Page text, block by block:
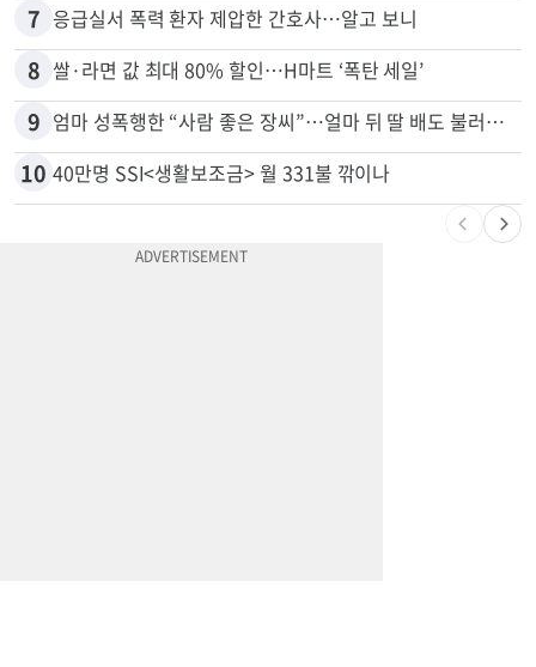
7 응급실서 폭력 환자 제압한 간호사…알고 보니
8 쌀·라면 값 최대 80% 할인…H마트 ‘폭탄 세일’
9 엄마 성폭행한 “사람 좋은 장씨”…얼마 뒤 딸 배도 불러왔다
10 40만명 SSI<생활보조금> 월 331불 깎이나